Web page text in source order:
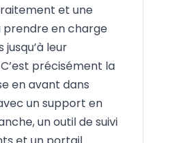
et une
en charge
jusqu’à leur
précisément la
en avant dans
un support en
un outil de suivi